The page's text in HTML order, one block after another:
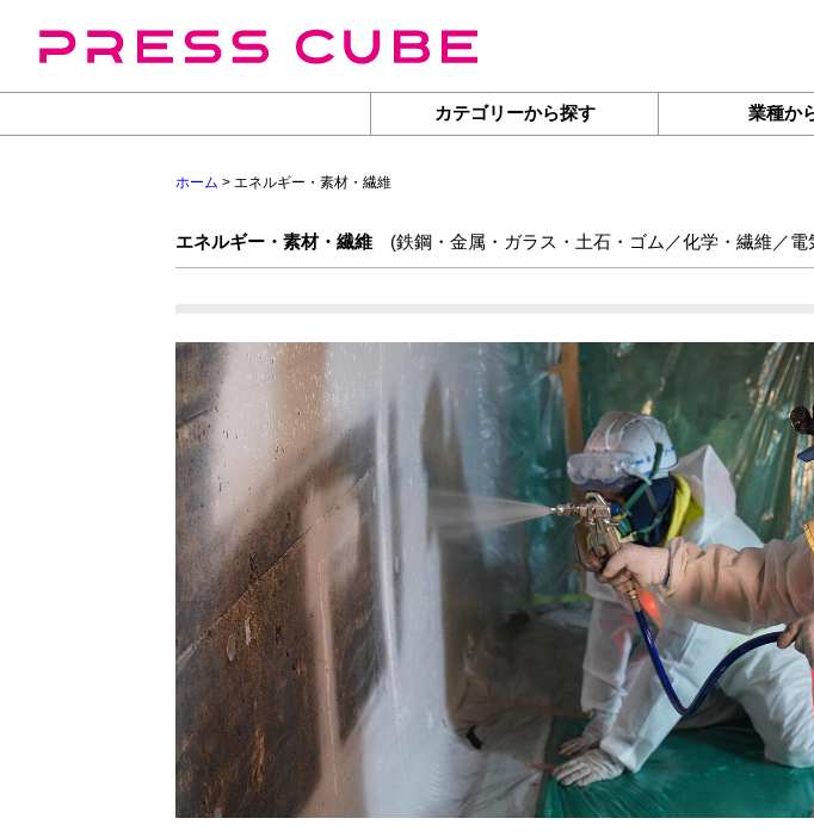
カテゴリーから探す 業種か
ホーム > エネルギー・素材・繊維
エネルギー・素材・繊維 (鉄鋼・金属・ガラス・土石・ゴム／化学・繊維／